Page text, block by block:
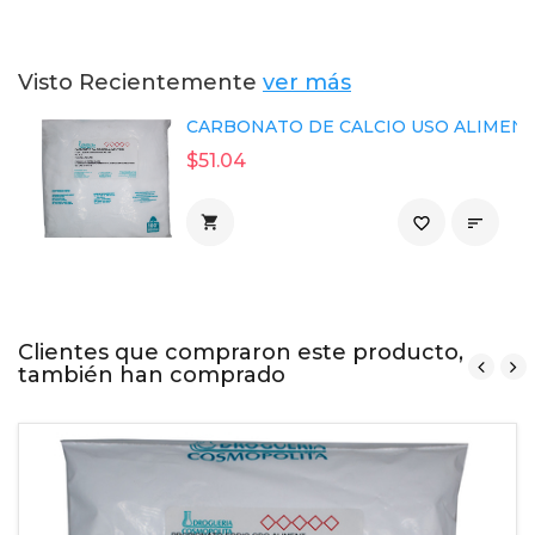
Visto Recientemente ver más
CARBONATO DE CALCIO USO
$51.04
 
favorite_border
Clientes que compraron este producto,
también han comprado